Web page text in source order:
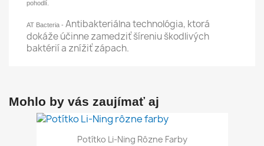
pohodlí.
AT Bacteria - Antibakteriálna technológia, ktorá
dokáže účinne zamedziť šíreniu škodlivých
baktérií a znížiť zápach.
Mohlo by vás zaujímať aj
Potítko Li-Ning Rôzne Farby